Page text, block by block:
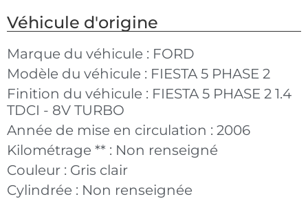
Véhicule d'origine
Marque du véhicule : FORD
Modèle du véhicule : FIESTA 5 PHASE 2
Finition du véhicule : FIESTA 5 PHASE 2 1.4
TDCI - 8V TURBO
Année de mise en circulation : 2006
Kilométrage ** : Non renseigné
Couleur : Gris clair
Cylindrée : Non renseignée